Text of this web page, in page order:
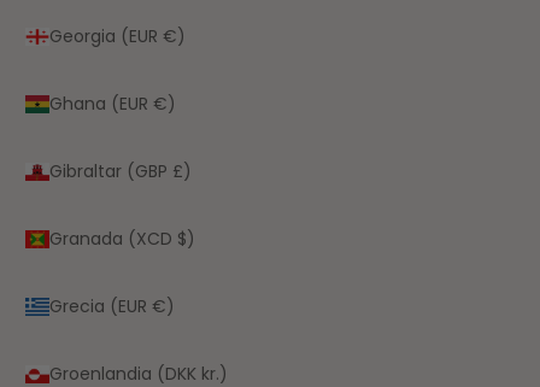
Georgia (EUR €)
Ghana (EUR €)
Gibraltar (GBP £)
Granada (XCD $)
Grecia (EUR €)
Groenlandia (DKK kr.)